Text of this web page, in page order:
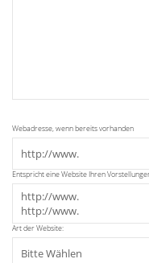
Webadresse, wenn bereits vorhanden
Entspricht eine Website Ihren
Art der Website: